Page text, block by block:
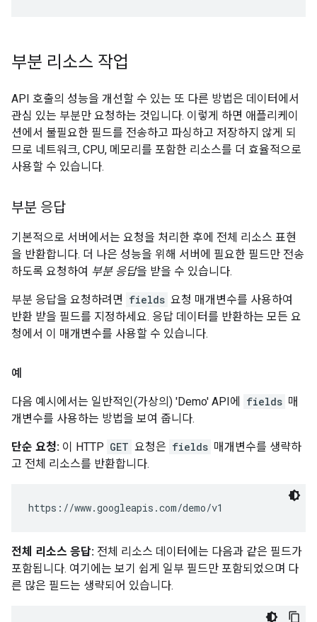
부분 리소스 작업
API 호출의 성능을 개선할 수 있는 또 다른 방법은 데이터에서
관심 있는 부분만 요청하는 것입니다. 이렇게 하면 애플리케이
션에서 불필요한 필드를 전송하고 파싱하고 저장하지 않게 되
므로 네트워크, CPU, 메모리를 포함한 리소스를 더 효율적으로
사용할 수 있습니다.
부분 응답
기본적으로 서버에서는 요청을 처리한 후에 전체 리소스 표현
을 반환합니다. 더 나은 성능을 위해 서버에 필요한 필드만 전송
하도록 요청하여 부분 응답을 받을 수 있습니다.
부분 응답을 요청하려면 fields 요청 매개변수를 사용하여
반환 받을 필드를 지정하세요. 응답 데이터를 반환하는 모든 요
청에서 이 매개변수를 사용할 수 있습니다.
예
다음 예시에서는 일반적인(가상의) 'Demo' API에 fields 매
개변수를 사용하는 방법을 보여 줍니다.
단순 요청: 이 HTTP GET 요청은 fields 매개변수를 생략하
고 전체 리소스를 반환합니다.
전체 리소스 응답: 전체 리소스 데이터에는 다음과 같은 필드가
포함됩니다. 여기에는 보기 쉽게 일부 필드만 포함되었으며 다
른 많은 필드는 생략되어 있습니다.